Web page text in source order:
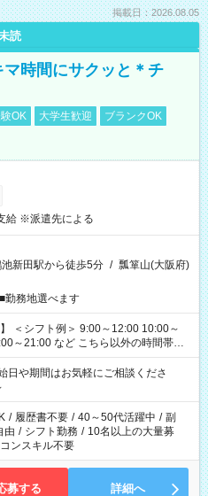
掲載日：2026.08.05
読
マ時間にサクッと＊チ
OK 大学生歓迎
ブランクOK
給 ※派遣先による
新田駅から徒歩5分 / 瓢箪山(大阪府)
務地選べます
～
こちら以外の時間帯も
や期間はお気軽にご相談くださ
/ 履歴書不要 / 40～50代活躍中 / 副
由 / シフト勤務 / 10名以上の大量募
ンスキル不要
募する 詳細へ